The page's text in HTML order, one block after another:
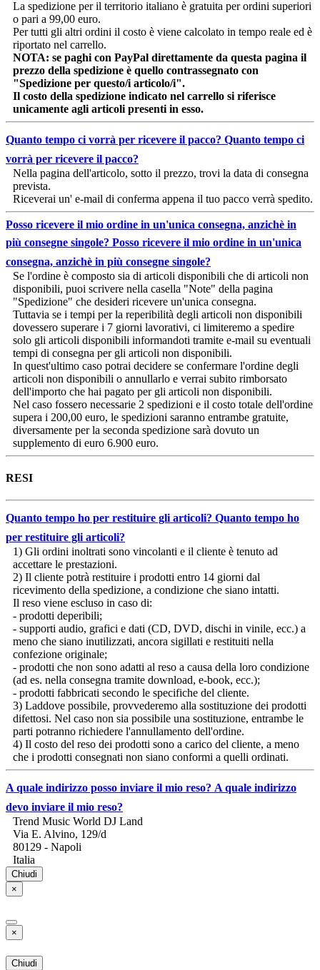
La spedizione per il territorio italiano è gratuita per ordini superiori
o pari a 99,00 euro.
Per tutti gli altri ordini il costo è viene calcolato in tempo reale ed è
riportato nel carrello.
NOTA: se paghi con PayPal direttamente da questa pagina il
prezzo della spedizione è quello contrassegnato con
"Spedizione per questo/i articolo/i".
Il costo della spedizione indicato nel carrello si riferisce
unicamente agli articoli presenti in esso.
Quanto tempo ci vorrà per ricevere il pacco? Quanto tempo ci
vorrà per ricevere il pacco?
Nella pagina dell'articolo, sotto il prezzo, trovi la data di consegna
prevista.
Riceverai un' e-mail di conferma appena il tuo pacco verrà spedito.
Posso ricevere il mio ordine in un'unica consegna, anzichè in
più consegne singole? Posso ricevere il mio ordine in un'unica
consegna, anzichè in più consegne singole?
Se l'ordine è composto sia di articoli disponibili che di articoli non
disponibili, puoi scrivere nella casella "Note" della pagina
"Spedizione" che desideri ricevere un'unica consegna.
Tuttavia se i tempi per la reperibilità degli articoli non disponibili
dovessero superare i 7 giorni lavorativi, ci limiteremo a spedire
solo gli articoli disponibili informandoti tramite e-mail su eventuali
tempi di consegna per gli articoli non disponibili.
In quest'ultimo caso potrai decidere se confermare l'ordine degli
articoli non disponibili o annullarlo e verrai subito rimborsato
dell'importo che hai pagato per gli articoli non disponibili.
Nel caso fossero necessarie 2 spedizioni e il costo totale dell'ordine
supera i 200,00 euro, le spedizioni saranno entrambe gratuite,
diversamente per la seconda spedizione sarà dovuto un
supplemento di euro 6.900 euro.
RESI
Quanto tempo ho per restituire gli articoli? Quanto tempo ho
per restituire gli articoli?
1) Gli ordini inoltrati sono vincolanti e il cliente è tenuto ad
accettare le prestazioni.
2) Il cliente potrà restituire i prodotti entro 14 giorni dal
ricevimento della spedizione, a condizione che siano intatti.
Il reso viene escluso in caso di:
- prodotti deperibili;
- supporti audio, grafici e dati (CD, DVD, dischi in vinile, ecc.) a
meno che siano inutilizzati, ancora sigillati e restituiti nella
confezione originale;
- prodotti che non sono adatti al reso a causa della loro condizione
(ad es. nella consegna tramite download, e-book, ecc.);
- prodotti fabbricati secondo le specifiche del cliente.
3) Laddove possibile, provvederemo alla sostituzione dei prodotti
difettosi. Nel caso non sia possibile una sostituzione, entrambe le
parti potranno richiedere l'annullamento dell'ordine.
4) Il costo del reso dei prodotti sono a carico del cliente, a meno
che i prodotti consegnati non siano conformi a quelli ordinati.
A quale indirizzo posso inviare il mio reso? A quale indirizzo
devo inviare il mio reso?
Trend Music World DJ Land
Via E. Alvino, 129/d
80129 - Napoli
Italia
Chiudi
×
×
Chiudi